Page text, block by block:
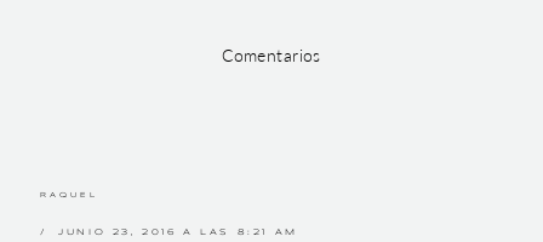
Comentarios
RAQUEL
JUNIO 23, 2016 A LAS 8:21 AM